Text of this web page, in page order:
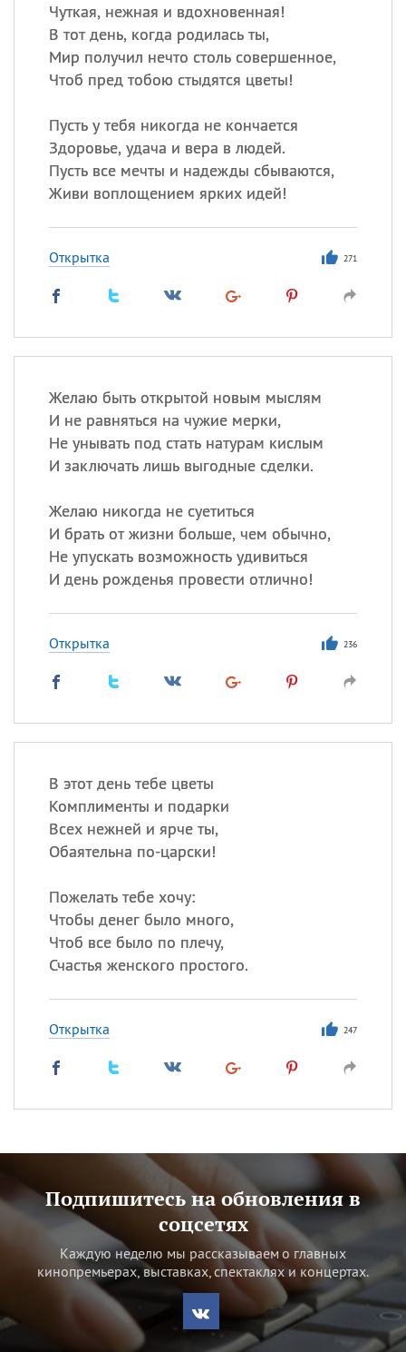
Чуткая, нежная и вдохновенная!
В тот день, когда родилась ты,
Мир получил нечто столь совершенное,
Чтоб пред тобою стыдятся цветы!
Пусть у тебя никогда не кончается
Здоровье, удача и вера в людей.
Пусть все мечты и надежды сбываются,
Живи воплощением ярких идей!
Открытка 271
Желаю быть открытой новым мыслям
И не равняться на чужие мерки,
Не унывать под стать натурам кислым
И заключать лишь выгодные сделки.
Желаю никогда не суетиться
И брать от жизни больше, чем обычно,
Не упускать возможность удивиться
И день рожденья провести отлично!
Открытка 236
В этот день тебе цветы
Комплименты и подарки
Всех нежней и ярче ты,
Обаятельна по-царски!
Пожелать тебе хочу:
Чтобы денег было много,
Чтоб все было по плечу,
Счастья женского простого.
Открытка 247
Подпишитесь на обновления в
соцсетях
Каждую неделю мы рассказываем о главных
кинопремьерах, выставках, спектаклях и концертах.